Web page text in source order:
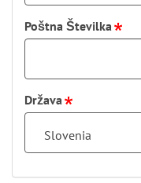
Poštna Številka
Država
Slovenia